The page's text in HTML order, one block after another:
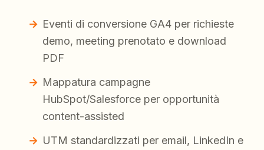
Eventi di conversione GA4 per richieste
demo, meeting prenotato e download
PDF
Mappatura campagne
HubSpot/Salesforce per opportunità
content-assisted
UTM standardizzati per email, LinkedIn e